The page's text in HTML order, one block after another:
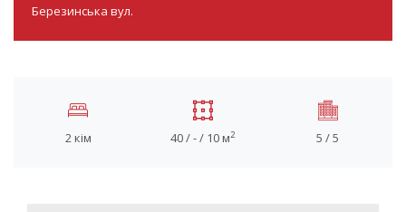
Березинська вул.
2 кім 40 / - / 10 м2 5 / 5